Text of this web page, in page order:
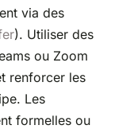
via des
)​. Utiliser des
ou Zoom
renforcer les
Les
formelles ou